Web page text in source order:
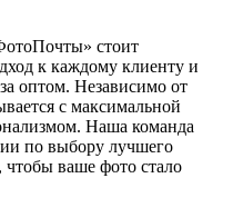
стоит
к каждому клиенту и
оптом. Независимо от
с максимальной
Наша команда
по выбору лучшего
ваше фото стало